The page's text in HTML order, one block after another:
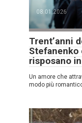
08.01.2026
Trent’anni
Stefanenko
risposano
Un amore che
modo più